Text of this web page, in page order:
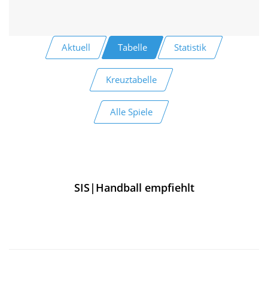
Aktuell Tabelle Statistik
Kreuztabelle
Alle Spiele
SIS|Handball empfiehlt